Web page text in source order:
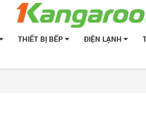
THIẾT BỊ BẾP ĐIỆN LẠNH